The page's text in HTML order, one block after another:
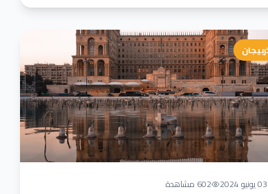
03 يونيو 2024 602 مشاهدة